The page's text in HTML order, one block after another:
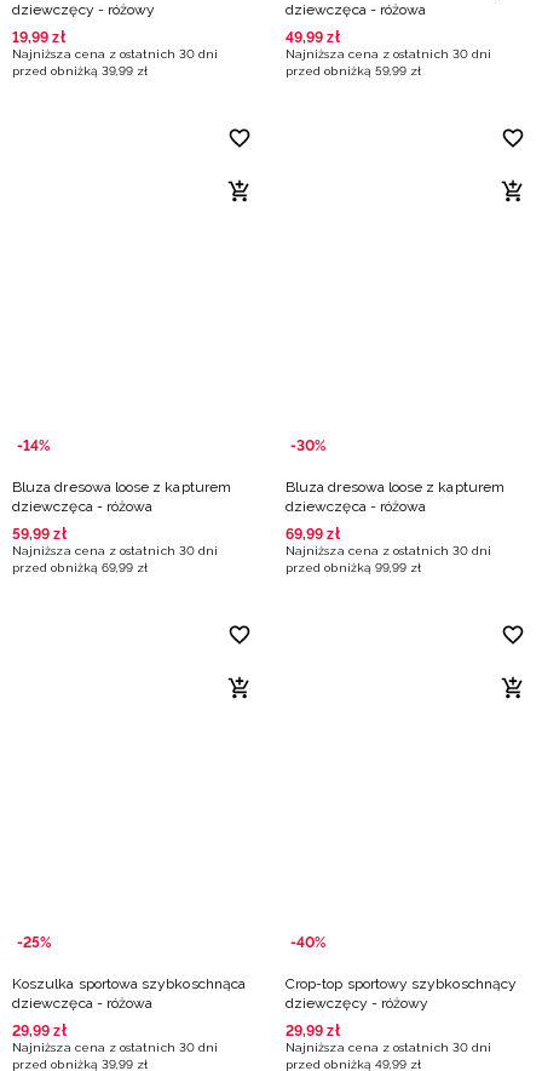
dziewczęcy - różowy
19,99 zł
Najniższa cena z ostatnich 30 dni
przed obniżką 39,99 zł
dziewczęca - różowa
49,99 zł
Najniższa cena z ostatnich 30 dni
przed obniżką 59,99 zł
-14%
Bluza dresowa loose z kapturem
dziewczęca - różowa
59,99 zł
Najniższa cena z ostatnich 30 dni
przed obniżką 69,99 zł
-30%
Bluza dresowa loose z kapturem
dziewczęca - różowa
69,99 zł
Najniższa cena z ostatnich 30 dni
przed obniżką 99,99 zł
-25%
Koszulka sportowa szybkoschnąca
dziewczęca - różowa
29,99 zł
Najniższa cena z ostatnich 30 dni
przed obniżką 39,99 zł
-40%
Crop-top sportowy szybkoschnący
dziewczęcy - różowy
29,99 zł
Najniższa cena z ostatnich 30 dni
przed obniżką 49,99 zł